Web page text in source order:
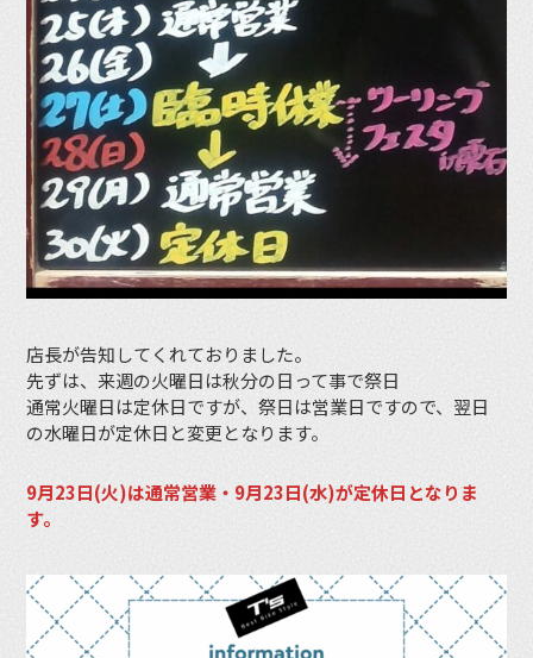
店長が告知してくれておりました。
先ずは、来週の火曜日は秋分の日って事で祭日
通常火曜日は定休日ですが、祭日は営業日ですので、翌日
の水曜日が定休日と変更となります。
9月23日(火)は通常営業・9月23日(水)が定休日となりま
す。